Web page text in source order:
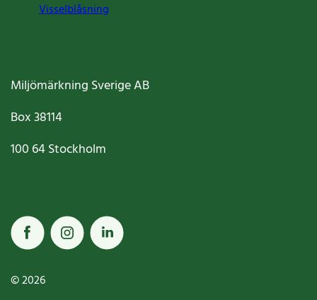
Visselblåsning
Miljömärkning Sverige AB
Box38114
100 64Stockholm
© 2026